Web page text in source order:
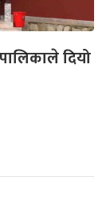
दियो